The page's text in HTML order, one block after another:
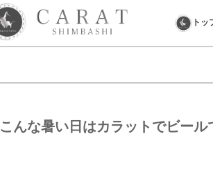
トッ
こんな暑い日はカラットでビール